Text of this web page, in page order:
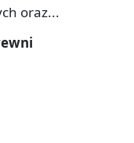
oraz...